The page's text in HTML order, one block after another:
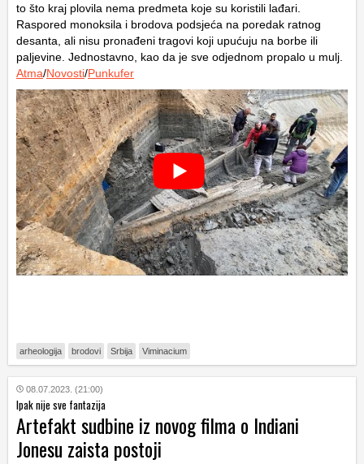
to što kraj plovila nema predmeta koje su koristili lađari.
Raspored monoksila i brodova podsjeća na poredak ratnog
desanta, ali nisu pronađeni tragovi koji upućuju na borbe ili
paljevine. Jednostavno, kao da je sve odjednom propalo u mulj.
Atma/Novosti/Punkufer
arheologija brodovi Srbija Viminacium
08.07.2023. (21:00)
Ipak nije sve fantazija
Artefakt sudbine iz novog filma o Indiani
Jonesu zaista postoji